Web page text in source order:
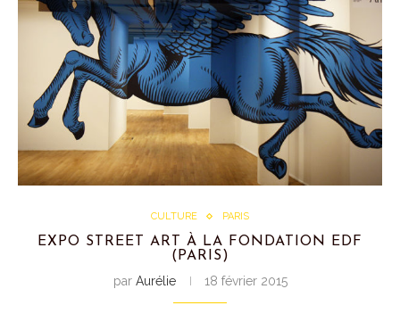
CULTURE PARIS
EXPO STREET ART À LA FONDATION EDF
(PARIS)
par Aurélie 18 février 2015